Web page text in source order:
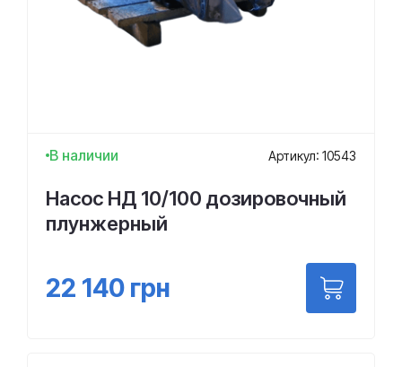
В наличии Артикул: 10543
Насос НД 10/100 дозировочный
плунжерный
22 140 грн